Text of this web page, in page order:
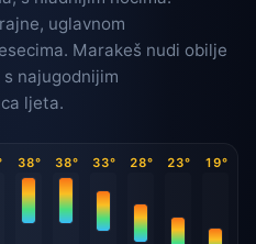
uglavnom
Marakeš nudi obilje
najugodnijim
ljeta.
38° 38° 33° 28° 23° 19°